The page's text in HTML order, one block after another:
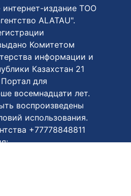
интернет-издание ТОО
ALATAU".
Комитетом
информации и
Казахстан 21
для
восемнадцати лет.
воспроизведены
использования.
+77778848811